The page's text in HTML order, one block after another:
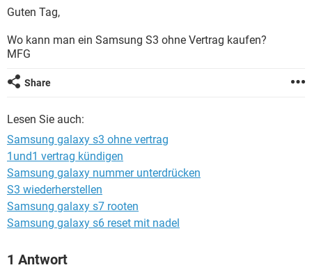
WHATSAPP
WINDOWS 10
WHATSAPP TIKTOK
SPIELE
WINDOWS 10
WHATSAPP
Guten Tag,
Wo kann man ein Samsung S3 ohne Vertrag kaufen?
MFG
Share
Lesen Sie auch:
Samsung galaxy s3 ohne vertrag
1und1 vertrag kündigen
Samsung galaxy nummer unterdrücken
S3 wiederherstellen
Samsung galaxy s7 rooten
Samsung galaxy s6 reset mit nadel
1 Antwort